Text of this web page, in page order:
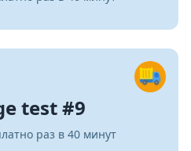
test #9
раз в 40 минут